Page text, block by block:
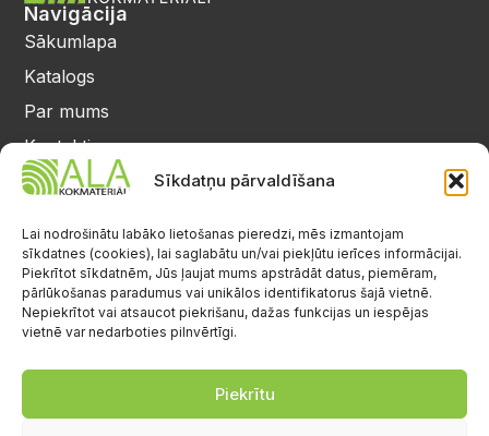
Sīkdatņu pārvaldīšana
Lai nodrošinātu labāko lietošanas pieredzi, mēs izmantojam
sīkdatnes (cookies), lai saglabātu un/vai piekļūtu ierīces informācijai.
Piekrītot sīkdatnēm, Jūs ļaujat mums apstrādāt datus, piemēram,
pārlūkošanas paradumus vai unikālos identifikatorus šajā vietnē.
Nepiekrītot vai atsaucot piekrišanu, dažas funkcijas un iespējas
vietnē var nedarboties pilnvērtīgi.
Piekrītu
Navigācija
Sākumlapa
Katalogs
Par mums
Kontakti
Privātuma politika
25 64 17 98
info@alalignea.lv
Daugavas iela 28, Mārupe
Facebook
S.-Sv.: brīvs